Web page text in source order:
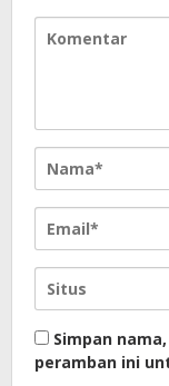
Simpan
peramban ini